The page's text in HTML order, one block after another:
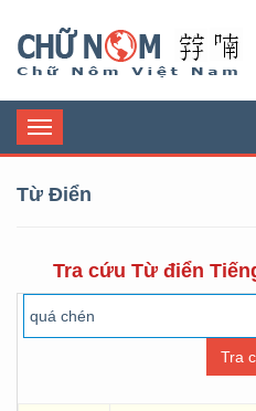
Toggle
navigation
Từ Điển
Tra cứu Từ điển